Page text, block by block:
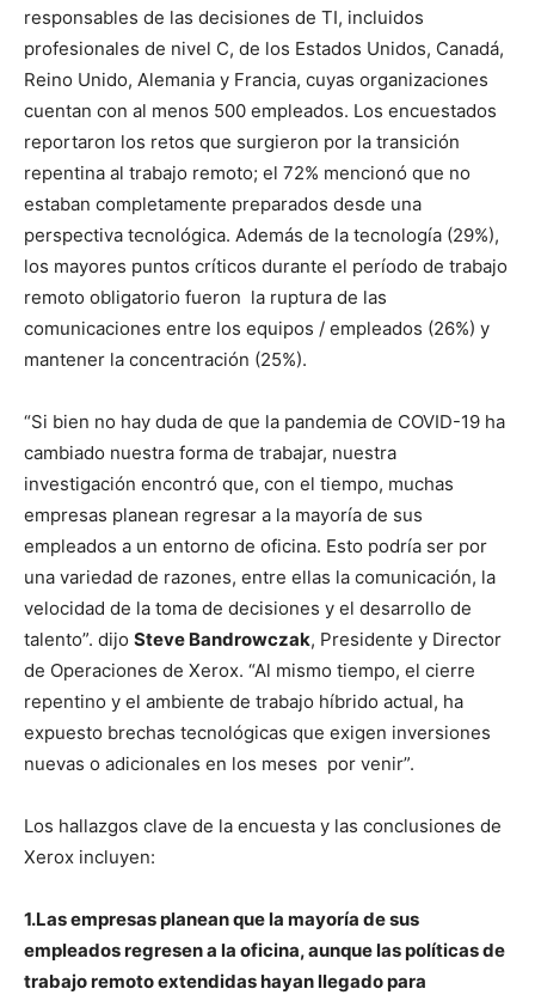
responsables de las decisiones de TI, incluidos
profesionales de nivel C, de los Estados Unidos, Canadá,
Reino Unido, Alemania y Francia, cuyas organizaciones
cuentan con al menos 500 empleados. Los encuestados
reportaron los retos que surgieron por la transición
repentina al trabajo remoto; el 72% mencionó que no
estaban completamente preparados desde una
perspectiva tecnológica. Además de la tecnología (29%),
los mayores puntos críticos durante el período de trabajo
remoto obligatorio fueron la ruptura de las
comunicaciones entre los equipos / empleados (26%) y
mantener la concentración (25%).
“Si bien no hay duda de que la pandemia de COVID-19 ha
cambiado nuestra forma de trabajar, nuestra
investigación encontró que, con el tiempo, muchas
empresas planean regresar a la mayoría de sus
empleados a un entorno de oficina. Esto podría ser por
una variedad de razones, entre ellas la comunicación, la
velocidad de la toma de decisiones y el desarrollo de
talento”. dijo Steve Bandrowczak, Presidente y Director
de Operaciones de Xerox. “Al mismo tiempo, el cierre
repentino y el ambiente de trabajo híbrido actual, ha
expuesto brechas tecnológicas que exigen inversiones
nuevas o adicionales en los meses por venir”.
Los hallazgos clave de la encuesta y las conclusiones de
Xerox incluyen:
1.Las empresas planean que la mayoría de sus
empleados regresen a la oficina, aunque las políticas de
trabajo remoto extendidas hayan llegado para